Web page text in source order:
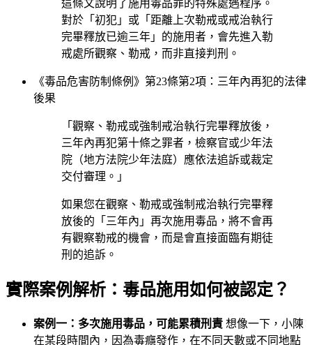
這條文說明了施用毒品罪的特殊處遇程序。
對於「初犯」或「距離上次勒戒或戒治執行
完畢釋放已逾三年」的施用者，會先進入勒
戒處所觀察、勒戒，而非直接判刑。
《毒品危害防制條例》第23條第2項：三年內再犯的法律
後果
「觀察、勒戒或強制戒治執行完畢釋放後，
三年內再犯第十條之罪者，檢察官或少年法
院（地方法院少年法庭）應依法追訴或裁定
交付審理。」
如果您在觀察、勒戒或強制戒治執行完畢釋
放後的「三年內」再次施用毒品，將不會再
有觀察勒戒的機會，而是會直接面臨有期徒
刑的追訴。
實際案例解析：毒品施用如何被認定？
案例一：多次施用毒品，可能累積刑責 想像一下，小陳
在某段時間內，因為毒癮發作，在不同天數或不同地點